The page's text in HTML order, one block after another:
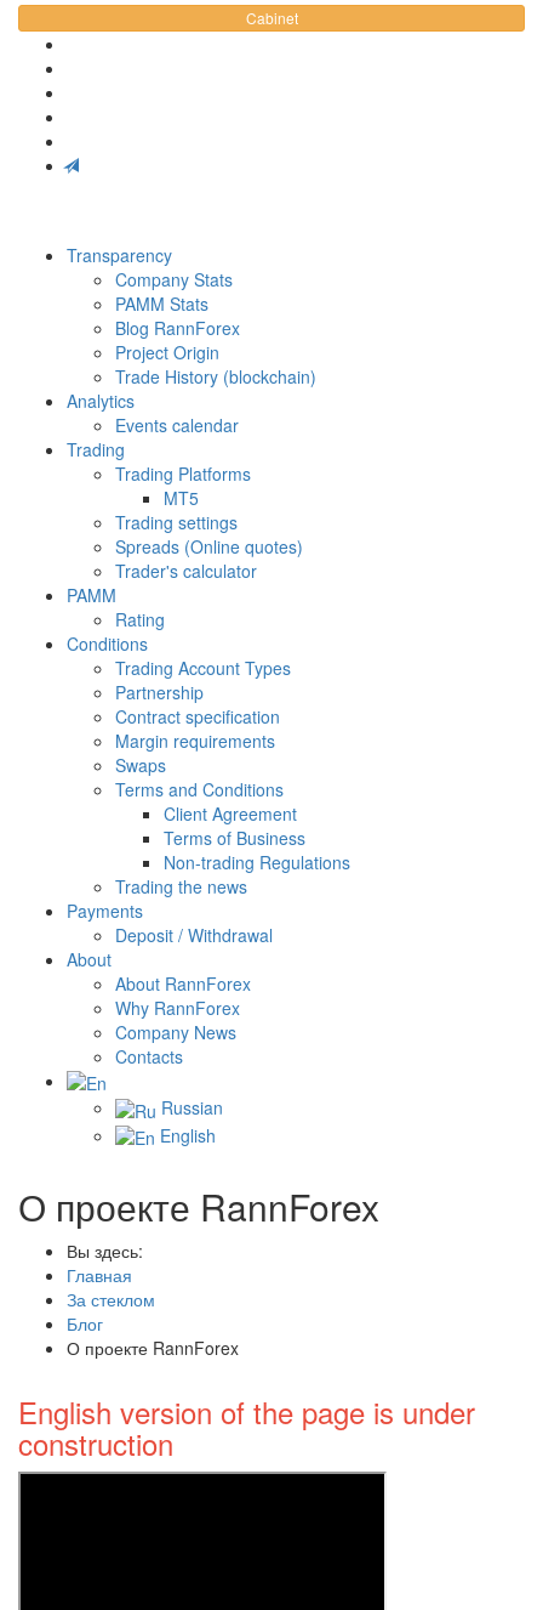
Cabinet
Transparency
Company Stats
PAMM Stats
Blog RannForex
Project Origin
Trade History (blockchain)
Analytics
Events calendar
Trading
Trading Platforms
MT5
Trading settings
Spreads (Online quotes)
Trader's calculator
PAMM
Rating
Conditions
Trading Account Types
Partnership
Contract specification
Margin requirements
Swaps
Terms and Conditions
Client Agreement
Terms of Business
Non-trading Regulations
Trading the news
Payments
Deposit / Withdrawal
About
About RannForex
Why RannForex
Company News
Contacts
Russian
English
О проекте RannForex
Вы здесь:
Главная
За стеклом
Блог
О проекте RannForex
English version of the page is under
construction